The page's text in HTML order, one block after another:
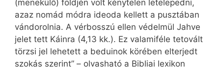
(menekülő) földjén volt kénytelen letelepedni,
azaz nomád módra ideoda kellett a pusztában
vándorolnia. A vérbosszú ellen védelmül Jahve
jelet tett Káinra (4,13 kk.). Ez valamiféle tetovált
törzsi jel lehetett a beduinok körében elterjedt
szokás szerint” – olvasható a Bibliai lexikon